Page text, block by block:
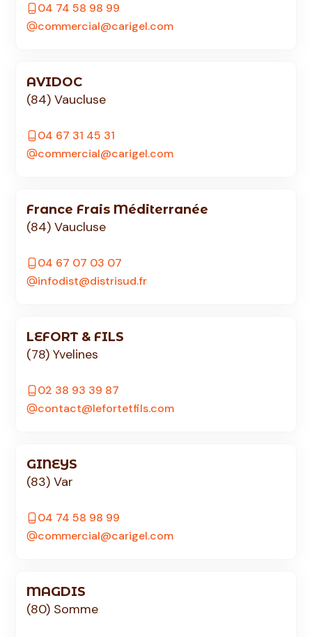
04 74 58 98 99
commercial@carigel.com
AVIDOC
(84) Vaucluse
04 67 31 45 31
commercial@carigel.com
France Frais Méditerranée
(84) Vaucluse
04 67 07 03 07
infodist@distrisud.fr
LEFORT & FILS
(78) Yvelines
02 38 93 39 87
contact@lefortetfils.com
GINEYS
(83) Var
04 74 58 98 99
commercial@carigel.com
MAGDIS
(80) Somme